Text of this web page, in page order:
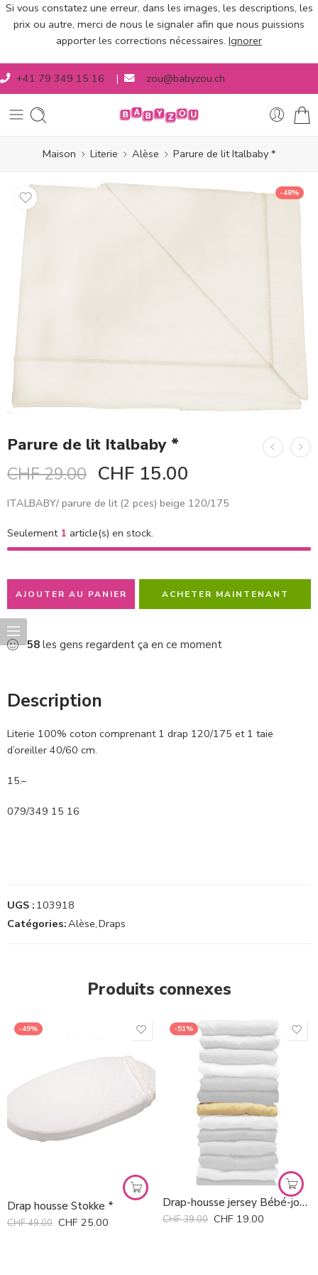
Si vous constatez une erreur, dans les images, les descriptions, les
prix ou autre, merci de nous le signaler afin que nous puissions
apporter les corrections nécessaires. Ignorer
+41 79 349 15 16 | zou@babyzou.ch
Maison Literie Alèse Parure de lit Italbaby *
-48%
Parure de lit Italbaby *
CHF29.00 CHF 15.00
ITALBABY/ parure de lit (2 pces) beige 120/175
Seulement 1 article(s) en stock.
AJOUTER AU PANIER ACHETER MAINTENANT
58 les gens regardent ça en ce moment
Description
Literie 100% coton comprenant 1 drap 120/175 et 1 taie
d’oreiller 40/60 cm.
15.–
079/349 15 16
UGS : 103918
Catégories:Alèse,Draps
Produits connexes
-49%
Drap housse Stokke *
CHF49.00 CHF 25.00
-51%
Drap-housse jersey Bébé-jou *
CHF39.00 CHF 19.00